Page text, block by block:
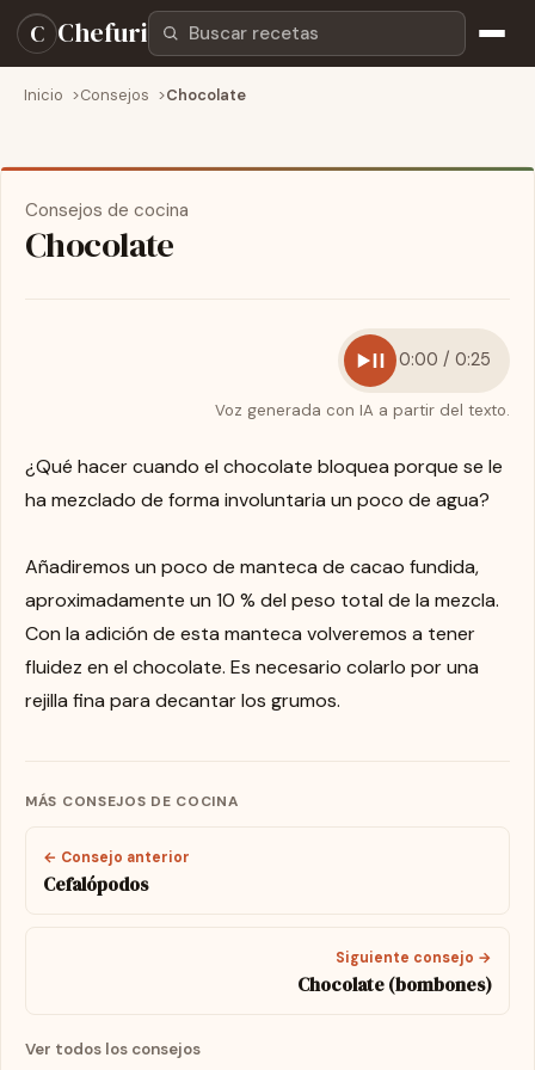
C ChefuriBuscar recetas
Inicio Consejos Chocolate
Consejos de cocina
Chocolate
0:00 / 0:25
Voz generada con IA a partir del texto.
¿Qué hacer cuando el chocolate bloquea porque se le
ha mezclado de forma involuntaria un poco de agua?
Añadiremos un poco de manteca de cacao fundida,
aproximadamente un 10 % del peso total de la mezcla.
Con la adición de esta manteca volveremos a tener
fluidez en el chocolate. Es necesario colarlo por una
rejilla fina para decantar los grumos.
MÁS CONSEJOS DE COCINA
← Consejo anterior
Cefalópodos
Siguiente consejo →
Chocolate (bombones)
Ver todos los consejos